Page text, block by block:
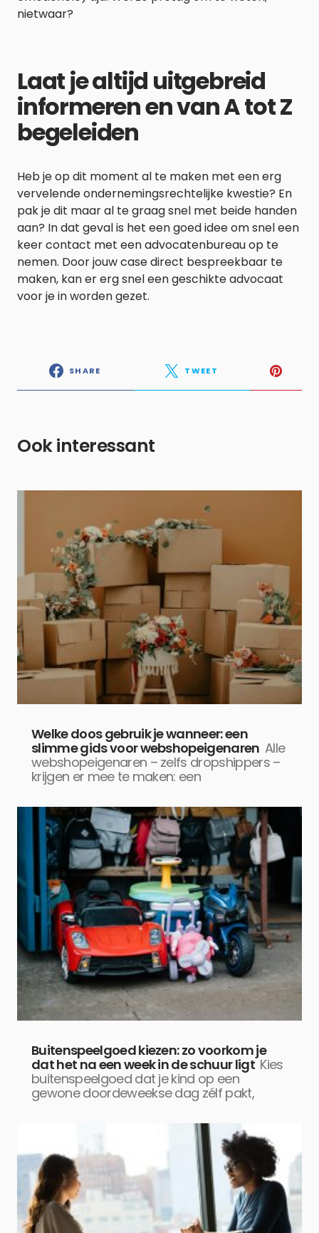
nietwaar?
Laat je altijd uitgebreid
informeren en van A tot Z
begeleiden
Heb je op dit moment al te maken met een erg
vervelende ondernemingsrechtelijke kwestie? En
pak je dit maar al te graag snel met beide handen
aan? In dat geval is het een goed idee om snel een
keer contact met een advocatenbureau op te
nemen. Door jouw case direct bespreekbaar te
maken, kan er erg snel een geschikte advocaat
voor je in worden gezet.
SHARE TWEET
Ook interessant
Welke doos gebruik je wanneer: een
slimme gids voor webshopeigenaren Alle
webshopeigenaren – zelfs dropshippers –
krijgen er mee te maken: een
Buitenspeelgoed kiezen: zo voorkom je
dat het na een week in de schuur ligt Kies
buitenspeelgoed dat je kind op een
gewone doordeweekse dag zélf pakt,